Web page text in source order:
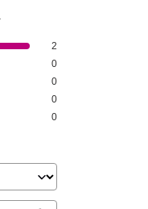
2
0
0
0
0